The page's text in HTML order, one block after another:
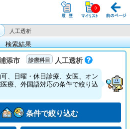
人工透析
検索結果
添市 人工透析
、日曜・休日診療、女医、オン
療、外国語対応の条件で絞り込
条件で絞り込む